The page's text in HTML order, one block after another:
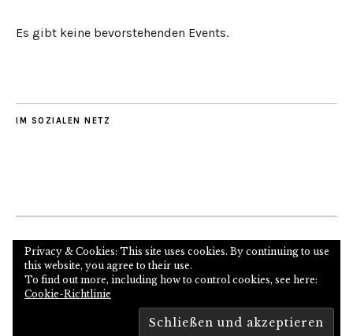
Es gibt keine bevorstehenden Events.
IM SOZIALEN NETZ
Internetseite des Autors und Psychoanalytikers
Proudly powered byWordPress
Theme: Zuki vonElmastudio
Privacy & Cookies: This site uses cookies. By continuing to use
this website, you agree to their use.
To find out more, including how to control cookies, see here:
Cookie-Richtlinie